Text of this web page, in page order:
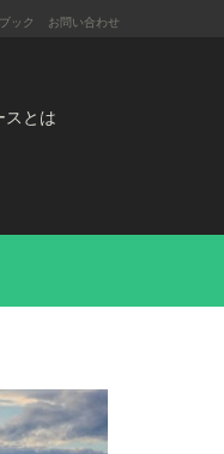
ック お問い合わせ
スとは